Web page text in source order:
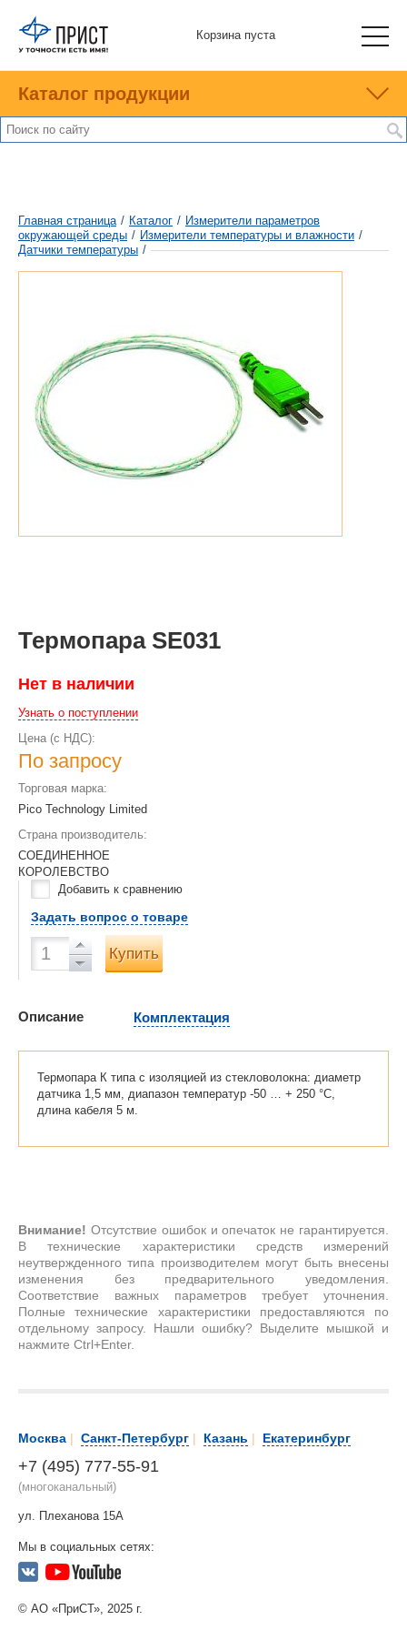
Корзина пуста
Каталог продукции
Главная страница / Каталог / Измерители параметров
окружающей среды / Измерители температуры и влажности /
Датчики температуры /
Термопара SE031
Нет в наличии
Узнать о поступлении
Цена (с НДС):
По запросу
Торговая марка:
Pico Technology Limited
Страна производитель:
СОЕДИНЕННОЕ
КОРОЛЕВСТВО
Добавить к сравнению
Задать вопрос о товаре
Купить
Описание Комплектация
Термопара К типа с изоляцией из стекловолокна: диаметр
датчика 1,5 мм, диапазон температур -50 … + 250 °C,
длина кабеля 5 м.
Внимание! Отсутствие ошибок и опечаток не гарантируется.
В технические характеристики средств измерений
неутвержденного типа производителем могут быть внесены
изменения без предварительного уведомления.
Соответствие важных параметров требует уточнения.
Полные технические характеристики предоставляются по
отдельному запросу. Нашли ошибку? Выделите мышкой и
нажмите Ctrl+Enter.
Москва | Санкт-Петербург | Казань | Екатеринбург
+7 (495) 777-55-91
(многоканальный)
ул. Плеханова 15А
Мы в социальных сетях:
© АО «ПриСТ», 2025 г.